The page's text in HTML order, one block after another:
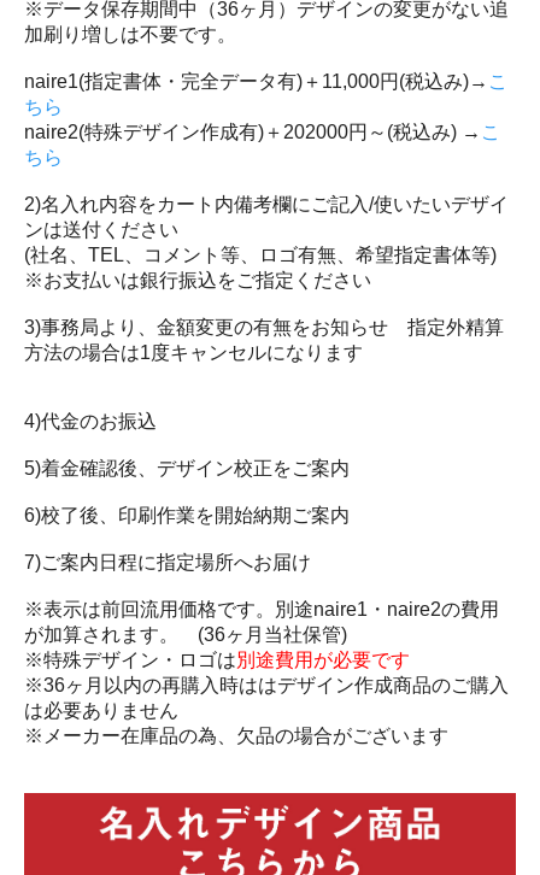
※データ保存期間中（36ヶ月）デザインの変更がない追
加刷り増しは不要です。
naire1(指定書体・完全データ有)＋11,000円(税込み)→ こ
ちら
naire2(特殊デザイン作成有)＋202000円～(税込み) → こ
ちら
2)名入れ内容をカート内備考欄にご記入/使いたいデザイ
ンは送付ください
(社名、TEL、コメント等、ロゴ有無、希望指定書体等)
※お支払いは銀行振込をご指定ください
3)事務局より、金額変更の有無をお知らせ 指定外精算
方法の場合は1度キャンセルになります
4)代金のお振込
5)着金確認後、デザイン校正をご案内
6)校了後、印刷作業を開始納期ご案内
7)ご案内日程に指定場所へお届け
※表示は前回流用価格です。別途naire1・naire2の費用
が加算されます。 (36ヶ月当社保管)
※特殊デザイン・ロゴは別途費用が必要です
※36ヶ月以内の再購入時ははデザイン作成商品のご購入
は必要ありません
※メーカー在庫品の為、欠品の場合がございます